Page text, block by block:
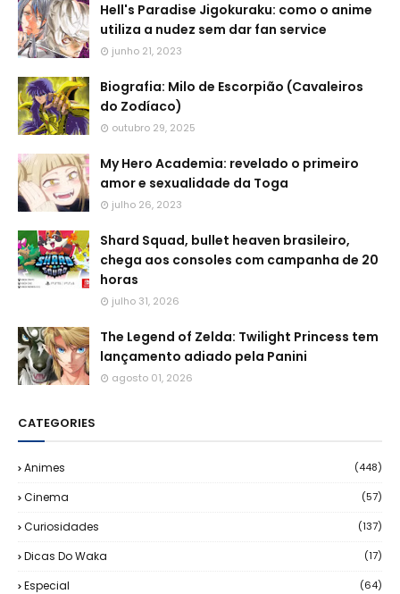
Hell's Paradise Jigokuraku: como o anime
utiliza a nudez sem dar fan service
junho 21, 2023
Biografia: Milo de Escorpião (Cavaleiros
do Zodíaco)
outubro 29, 2025
My Hero Academia: revelado o primeiro
amor e sexualidade da Toga
julho 26, 2023
Shard Squad, bullet heaven brasileiro,
chega aos consoles com campanha de 20
horas
julho 31, 2026
The Legend of Zelda: Twilight Princess tem
lançamento adiado pela Panini
agosto 01, 2026
CATEGORIES
Animes (448)
Cinema (57)
Curiosidades (137)
Dicas Do Waka (17)
Especial (64)